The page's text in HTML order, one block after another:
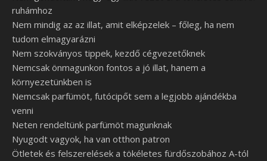
ruhámhoz
Nem mindig az az illat, amit elképzelek – főleg, ha nem
tudom elmagyarázni
Nem szokványos tippek, kezdő cégvezetőknek
Nemcsak önmagunkon fontos a jó illat, hanem a
környezetünkben is
Nemcsak parfümöt, futócipőt sem a legjobb ajándékba
venni
Neten rendeltünk parfümöt magunknak
Nyugodt vagyok, ha van otthon patron
Ötletek és felszerelések a tökéletes fürdőszobához A-tól